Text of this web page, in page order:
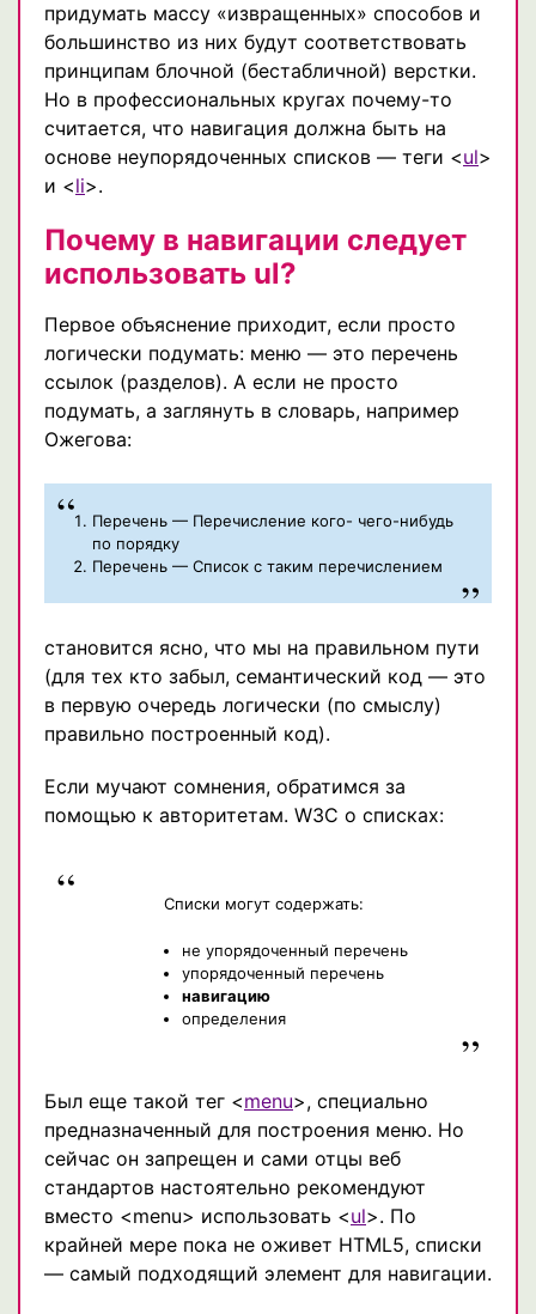
придумать массу «извращенных» способов и
большинство из них будут соответствовать
принципам блочной (бестабличной) верстки.
Но в профессиональных кругах почему-то
считается, что навигация должна быть на
основе неупорядоченных списков — теги <ul>
и <li>.
Почему в навигации следует
использовать ul?
Первое объяснение приходит, если просто
логически подумать: меню — это перечень
ссылок (разделов). А если не просто
подумать, а заглянуть в словарь, например
Ожегова:
Перечень — Перечисление кого- чего-нибудь
по порядку
Перечень — Список с таким перечислением
становится ясно, что мы на правильном пути
(для тех кто забыл, семантический код — это
в первую очередь логически (по смыслу)
правильно построенный код).
Если мучают сомнения, обратимся за
помощью к авторитетам. W3C о списках:
Списки могут содержать:
не упорядоченный перечень
упорядоченный перечень
навигацию
определения
Был еще такой тег <menu>, специально
предназначенный для построения меню. Но
сейчас он запрещен и сами отцы веб
стандартов настоятельно рекомендуют
вместо <menu> использовать <ul>. По
крайней мере пока не оживет HTML5, списки
— самый подходящий элемент для навигации.